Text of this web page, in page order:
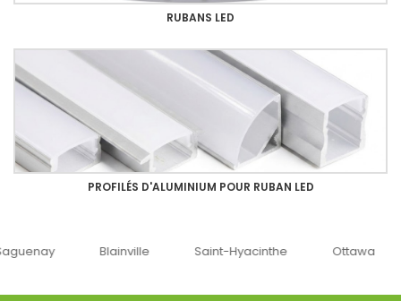
RUBANS LED
PROFILÉS D'ALUMINIUM POUR RUBAN LED
Blainville Saint-Hyacinthe Ottawa